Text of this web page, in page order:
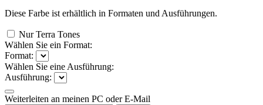
Diese Farbe ist erhältlich in Formaten und Ausführungen.
Nur Terra Tones
Wählen Sie ein Format:
Format:
Wählen Sie eine Ausführung:
Ausführung:
Weiterleiten an meinen PC oder E-Mail